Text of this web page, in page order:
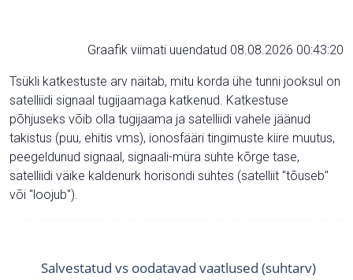
Graafik viimati uuendatud 08.08.2026 00:43:20
Tsükli katkestuste arv näitab, mitu korda ühe tunni jooksul on
satelliidi signaal tugijaamaga katkenud. Katkestuse
põhjuseks võib olla tugijaama ja satelliidi vahele jäänud
takistus (puu, ehitis vms), ionosfääri tingimuste kiire muutus,
peegeldunud signaal, signaali-müra suhte kõrge tase,
satelliidi väike kaldenurk horisondi suhtes (satelliit "tõuseb"
või "loojub").
Salvestatud vs oodatavad vaatlused (suhtarv)